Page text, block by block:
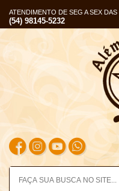
ATENDIMENTO DE SEG A SEX DAS
(54) 98145-5232